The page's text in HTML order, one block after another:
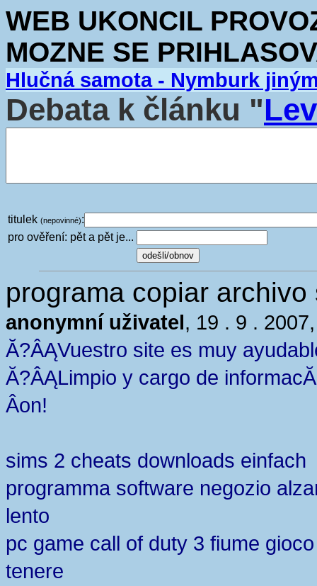
WEB UKONCIL
MOZNE SE
Hlučná samota - Nymburk
Debata k článku "
titulek (nepovinné):
pro ověření: pět a pět je...
programa copiar archivo
anonymní uživatel, 19 . 9 .
Ă?ÂĄVuestro site es muy
Ă?ÂĄLimpio y cargo de
Â­on!
sims 2 cheats downloads einfach
programma software negozio
lento
pc game call of duty 3 fiume gioco
tenere